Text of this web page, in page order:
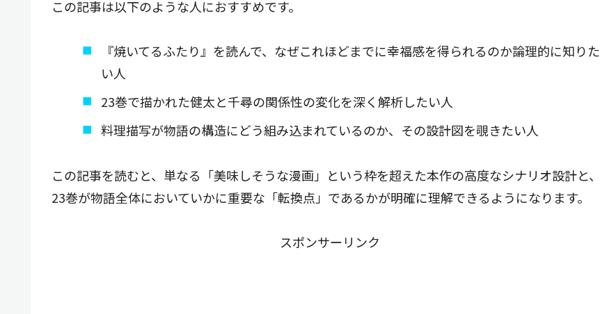
この記事は以下のような人におすすめです。
『焼いてるふたり』を読んで、なぜこれほどまでに幸福感を得られるのか論理的に知りた
い人
23巻で描かれた健太と千尋の関係性の変化を深く解析したい人
料理描写が物語の構造にどう組み込まれているのか、その設計図を覗きたい人
この記事を読むと、単なる「美味しそうな漫画」という枠を超えた本作の高度なシナリオ設計と、
23巻が物語全体においていかに重要な「転換点」であるかが明確に理解できるようになります。
スポンサーリンク